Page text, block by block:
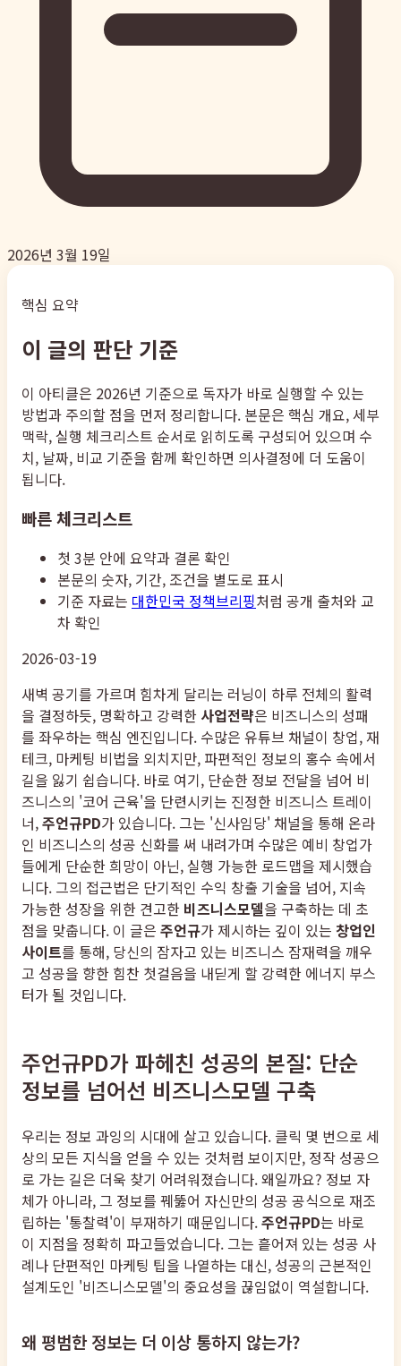
2026년 3월 19일
핵심 요약
이 글의 판단 기준
이 아티클은 2026년 기준으로 독자가 바로 실행할 수 있는
방법과 주의할 점을 먼저 정리합니다. 본문은 핵심 개요, 세부
맥락, 실행 체크리스트 순서로 읽히도록 구성되어 있으며 수
치, 날짜, 비교 기준을 함께 확인하면 의사결정에 더 도움이
됩니다.
빠른 체크리스트
첫 3분 안에 요약과 결론 확인
본문의 숫자, 기간, 조건을 별도로 표시
기준 자료는 대한민국 정책브리핑처럼 공개 출처와 교
차 확인
2026-03-19
새벽 공기를 가르며 힘차게 달리는 러닝이 하루 전체의 활력
을 결정하듯, 명확하고 강력한 사업전략은 비즈니스의 성패
를 좌우하는 핵심 엔진입니다. 수많은 유튜브 채널이 창업, 재
테크, 마케팅 비법을 외치지만, 파편적인 정보의 홍수 속에서
길을 잃기 쉽습니다. 바로 여기, 단순한 정보 전달을 넘어 비
즈니스의 '코어 근육'을 단련시키는 진정한 비즈니스 트레이
너,주언규PD가 있습니다. 그는 '신사임당' 채널을 통해 온라
인 비즈니스의 성공 신화를 써 내려가며 수많은 예비 창업가
들에게 단순한 희망이 아닌, 실행 가능한 로드맵을 제시했습
니다. 그의 접근법은 단기적인 수익 창출 기술을 넘어, 지속
가능한 성장을 위한 견고한 비즈니스모델을 구축하는 데 초
점을 맞춥니다. 이 글은 주언규가 제시하는 깊이 있는 창업인
사이트를 통해, 당신의 잠자고 있는 비즈니스 잠재력을 깨우
고 성공을 향한 힘찬 첫걸음을 내딛게 할 강력한 에너지 부스
터가 될 것입니다.
주언규PD가 파헤친 성공의 본질: 단순
정보를 넘어선 비즈니스모델 구축
우리는 정보 과잉의 시대에 살고 있습니다. 클릭 몇 번으로 세
상의 모든 지식을 얻을 수 있는 것처럼 보이지만, 정작 성공으
로 가는 길은 더욱 찾기 어려워졌습니다. 왜일까요? 정보 자
체가 아니라, 그 정보를 꿰뚫어 자신만의 성공 공식으로 재조
립하는 '통찰력'이 부재하기 때문입니다.주언규PD는 바로
이 지점을 정확히 파고들었습니다. 그는 흩어져 있는 성공 사
례나 단편적인 마케팅 팁을 나열하는 대신, 성공의 근본적인
설계도인 '비즈니스모델'의 중요성을 끊임없이 역설합니다.
왜 평범한 정보는 더 이상 통하지 않는가?